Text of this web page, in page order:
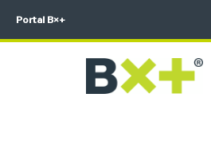
Portal B×+